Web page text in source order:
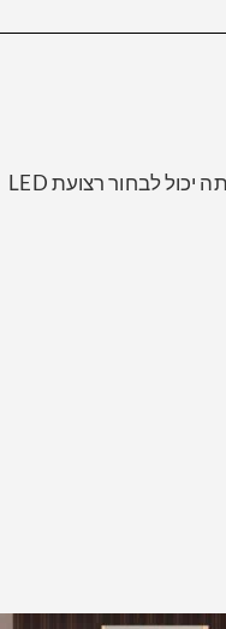
ניתן להתאים אישית את המראה באורך המלא עם אורות למגוון עיצובים, גדלים וצורות, כמו גם הרבה תכונות אופציונליות. אתה יכול לבחור רצועת LED